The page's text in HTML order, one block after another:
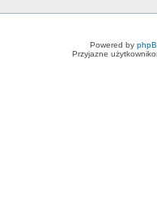
Powered by
Przyjazne